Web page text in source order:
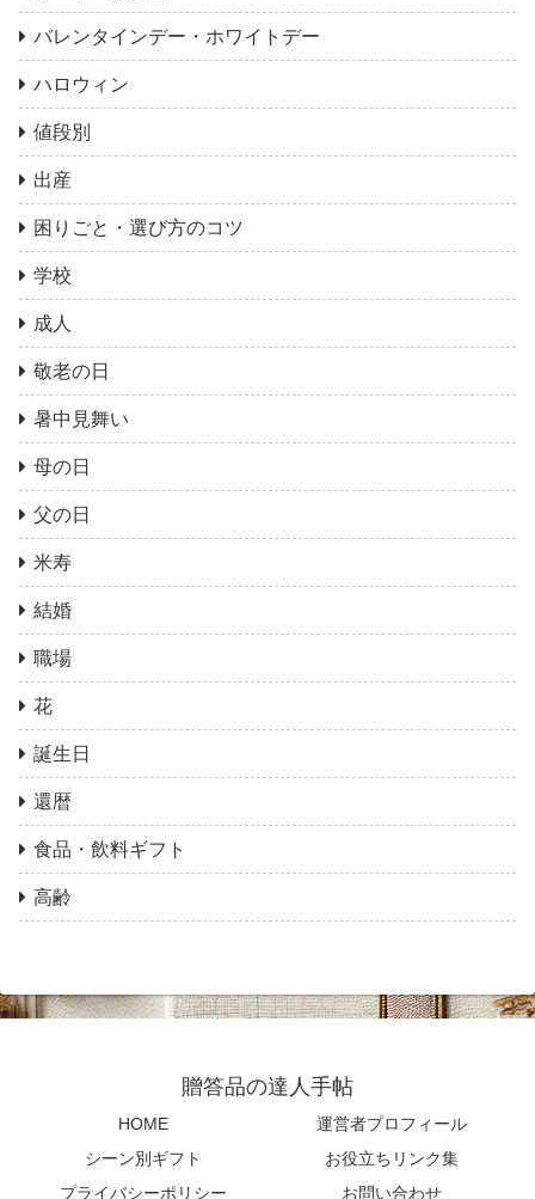
バレンタインデー・ホワイトデー
ハロウィン
値段別
出産
困りごと・選び方のコツ
学校
成人
敬老の日
暑中見舞い
母の日
父の日
米寿
結婚
職場
花
誕生日
還暦
食品・飲料ギフト
高齢
贈答品の達人手帖
HOME
運営者プロフィール
シーン別ギフト
お役立ちリンク集
プライバシーポリシー
お問い合わせ